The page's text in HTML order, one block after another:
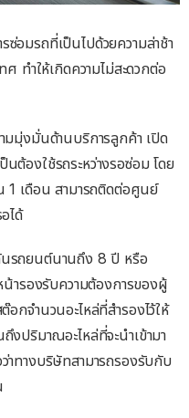
อมรถที่เป็นไปด้วยความล่าช้า
ทศ ทำให้เกิดความไม่สะดวกต่อ
มมุ่งมั่นด้านบริการลูกค้า เปิด
ต้องใช้รถระหว่างรอซ่อม โดย
1 เดือน สามารถติดต่อศูนย์
ได้
รถยนต์นานถึง 8 ปี หรือ
ารองรับความต้องการของผู้
อกจำนวนอะไหล่ที่สำรองไว้ให้
ปริมาณอะไหล่ที่จะนำเข้ามา
าทางบริษัทสามารถรองรับกับ